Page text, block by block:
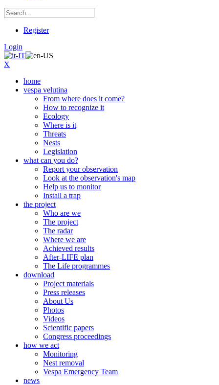
Register
Login
X
home
vespa velutina
From where does it come?
How to recognize it
Ecology
Where is it
Threats
Nests
Legislation
what can you do?
Report your observation
Look at the observation's map
Help us to monitor
Install a trap
the project
Who are we
The project
The radar
Where we are
Achieved results
After-LIFE plan
The Life programmes
download
Project materials
Press releases
About Us
Photos
Videos
Scientific papers
Congress proceedings
how we act
Monitoring
Nest removal
Vespa Emergency Team
news